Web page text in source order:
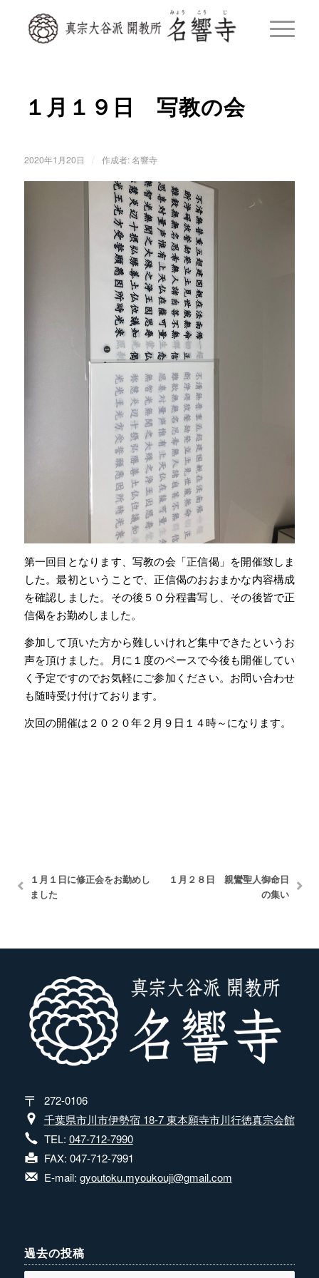
１月１９日 写教の会
2020年1月20日 作成者:名響寺
第一回目となります、写教の会「正信偈」を開催致しま
した。最初ということで、正信偈のおおまかな内容構成
を確認しました。その後５０分程書写し、その後皆で正
信偈をお勤めしました。
参加して頂いた方から難しいけれど集中できたというお
声を頂けました。月に１度のペースで今後も開催してい
く予定ですのでお気軽にご参加ください。お問い合わせ
も随時受け付けております。
次回の開催は２０２０年２月９日１４時～になります。
１月１日に修正会をお勤めし
ました
１月２８日 親鸞聖人御命日
の集い
272-0106
千葉県市川市伊勢宿 18-7 東本願寺市川行徳真宗会館
TEL: 047-712-7990
FAX: 047-712-7991
E-mail: gyoutoku.myoukouji@gmail.com
過去の投稿